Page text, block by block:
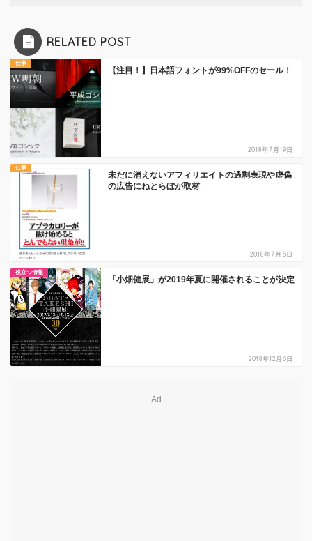
RELATED POST
仕事
【注目！】日本語フォントが99%OFFのセール！
2018年7月19日
仕事
未だに消えないアフィリエイトの過剰表現や虚偽
の広告にねとらぼが取材
2018年7月5日
役立つ情報
「小畑健展」が2019年夏に開催されることが決定
2018年12月6日
Ad